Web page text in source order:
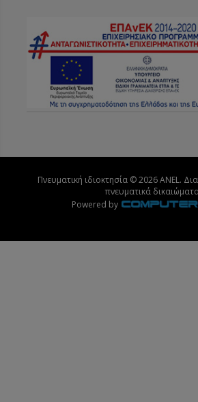
Πνευματική ιδιοκτησία © 2026 ANEL.
πνευματικά
Powered by